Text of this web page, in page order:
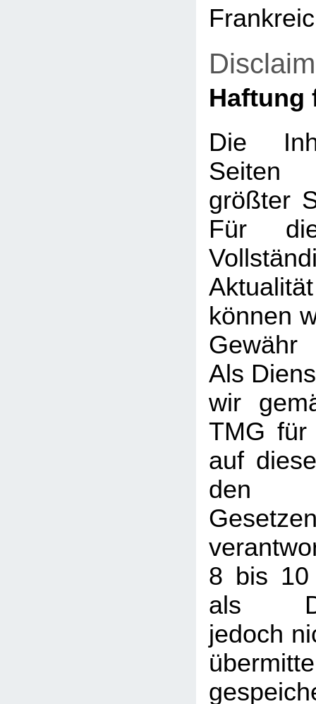
Haftung
Die
Seiten
größter
Für
können
Gewähr
Als
wir
TMG für
auf
den
8 bis 10
als
jedoch